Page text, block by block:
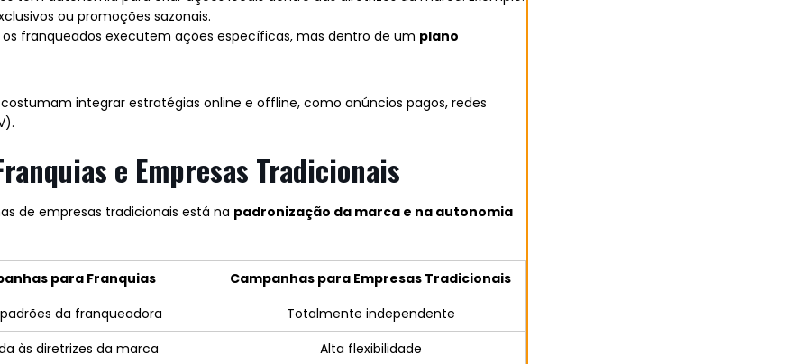
ou promoções sazonais.
franqueados executem ações específicas, mas dentro de um plano
integrar estratégias online e offline, como anúncios pagos, redes
e Empresas Tradicionais
de empresas tradicionais está na padronização da marca e na autonomia
para Franquias
Campanhas para Empresas Tradicionais
da franqueadora
Totalmente independente
às diretrizes da marca Alta flexibilidade